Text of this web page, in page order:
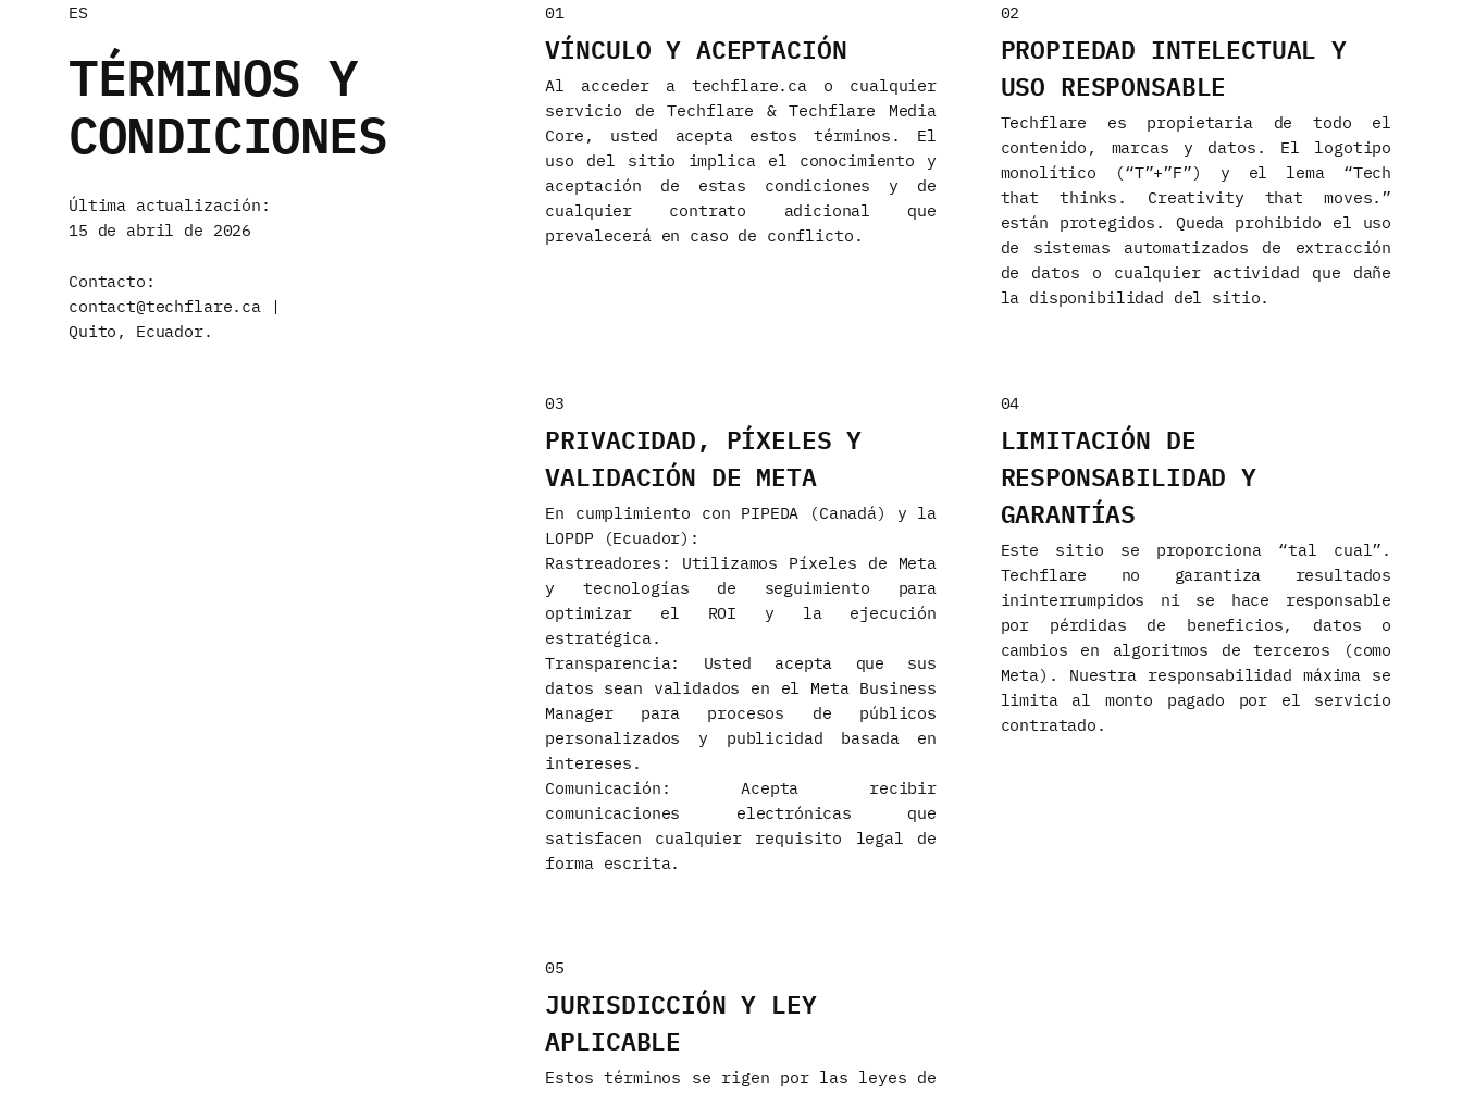
ES
TÉRMINOS Y
CONDICIONES
Última actualización:
15 de abril de 2026
Contacto:
contact@techflare.ca |
Quito, Ecuador.
01
VÍNCULO Y ACEPTACIÓN
Al acceder a techflare.ca o cualquier
servicio de Techflare & Techflare Media
Core, usted acepta estos términos. El
uso del sitio implica el conocimiento y
aceptación de estas condiciones y de
cualquier contrato adicional que
prevalecerá en caso de conflicto.
02
PROPIEDAD INTELECTUAL Y
USO RESPONSABLE
Techflare es propietaria de todo el
contenido, marcas y datos. El logotipo
monolítico (“T”+”F”) y el lema “Tech
that thinks. Creativity that moves.”
están protegidos. Queda prohibido el uso
de sistemas automatizados de extracción
de datos o cualquier actividad que dañe
la disponibilidad del sitio.
03
PRIVACIDAD, PÍXELES Y
VALIDACIÓN DE META
En cumplimiento con PIPEDA (Canadá) y la
LOPDP (Ecuador):
Rastreadores: Utilizamos Píxeles de Meta
y tecnologías de seguimiento para
optimizar el ROI y la ejecución
estratégica.
Transparencia: Usted acepta que sus
datos sean validados en el Meta Business
Manager para procesos de públicos
personalizados y publicidad basada en
intereses.
Comunicación: Acepta recibir
comunicaciones electrónicas que
satisfacen cualquier requisito legal de
forma escrita.
04
LIMITACIÓN DE
RESPONSABILIDAD Y
GARANTÍAS
Este sitio se proporciona “tal cual”.
Techflare no garantiza resultados
ininterrumpidos ni se hace responsable
por pérdidas de beneficios, datos o
cambios en algoritmos de terceros (como
Meta). Nuestra responsabilidad máxima se
limita al monto pagado por el servicio
contratado.
05
JURISDICCIÓN Y LEY
APLICABLE
Estos términos se rigen por las leyes de